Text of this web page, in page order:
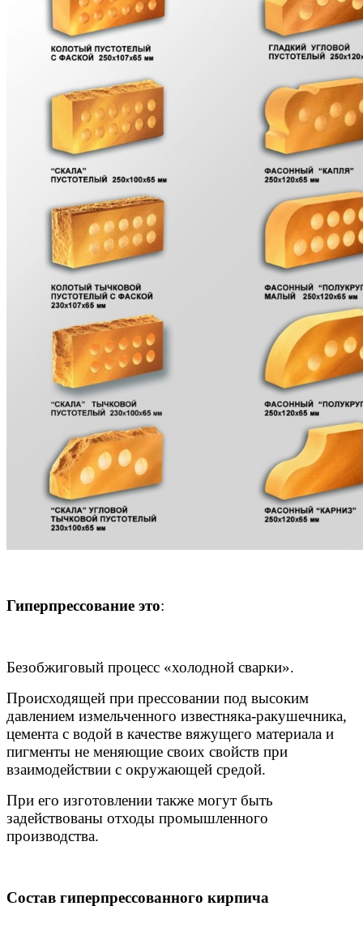
Гиперпрессование это:
Безобжиговый процесс «холодной сварки».
Происходящей при прессовании под высоким
давлением измельченного известняка-ракушечника,
цемента с водой в качестве вяжущего материала и
пигменты не меняющие своих свойств при
взаимодействии с окружающей средой.
При его изготовлении также могут быть
задействованы отходы промышленного
производства.
Состав гиперпрессованного кирпича